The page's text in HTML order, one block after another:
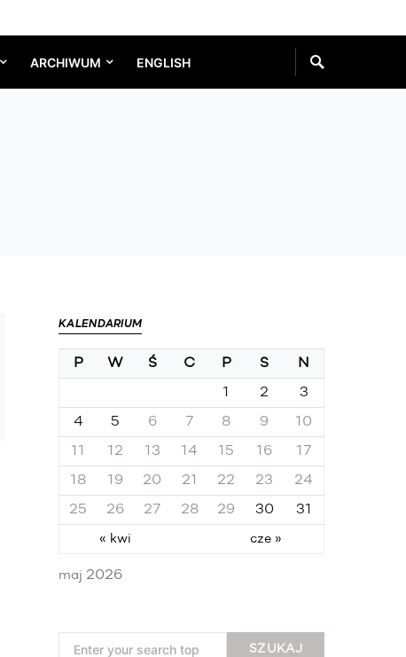
ARCHIWUM ENGLISH
KALENDARIUM
maj 2026
P W Ś C P S N
1 2 3
4 5 6 7 8 9 10
11 12 13 14 15 16 17
18 19 20 21 22 23 24
25 26 27 28 29 30 31
« kwi cze »
SZUKAJ